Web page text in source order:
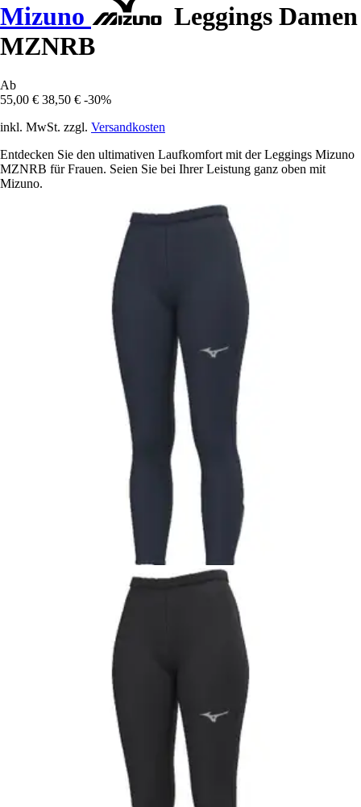
Mizuno
Leggings Damen
MZNRB
Ab
55,00 € 38,50 € -30%
inkl. MwSt. zzgl. Versandkosten
Entdecken Sie den ultimativen Laufkomfort mit der Leggings Mizuno
MZNRB für Frauen. Seien Sie bei Ihrer Leistung ganz oben mit
Mizuno.